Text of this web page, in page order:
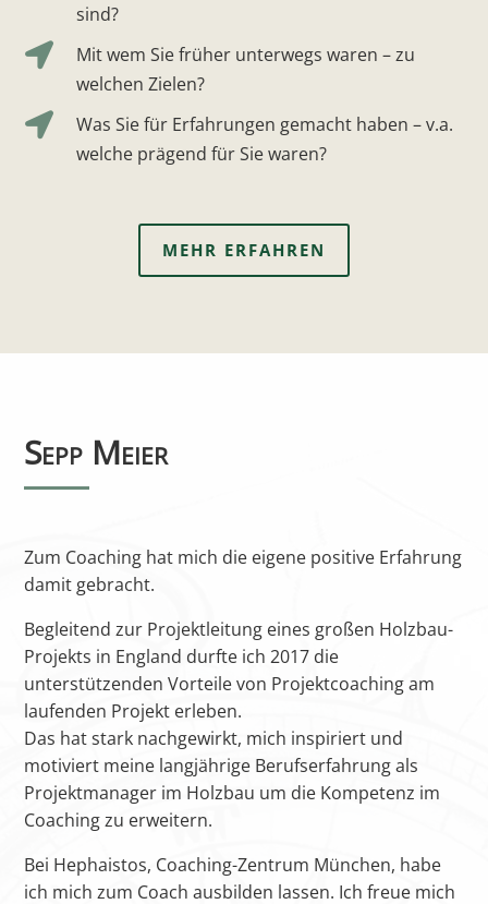
sind?

Mit wem Sie früher unterwegs waren – zu
welchen Zielen?

Was Sie für Erfahrungen gemacht haben – v.a.
welche prägend für Sie waren?
MEHR ERFAHREN
Sepp Meier
Zum Coaching hat mich die eigene positive Erfahrung
damit gebracht.
Begleitend zur Projektleitung eines großen Holzbau-
Projekts in England durfte ich 2017 die
unterstützenden Vorteile von Projektcoaching am
laufenden Projekt erleben.
Das hat stark nachgewirkt, mich inspiriert und
motiviert meine langjährige Berufserfahrung als
Projektmanager im Holzbau um die Kompetenz im
Coaching zu erweitern.
Bei Hephaistos, Coaching-Zentrum München, habe
ich mich zum Coach ausbilden lassen. Ich freue mich